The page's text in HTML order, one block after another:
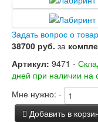
Задать вопрос о
38700 руб. за
Артикул: 9471 -
дней при наличии на
Мне нужно: -
Добавить в